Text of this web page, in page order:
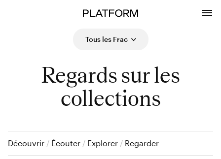
Tous les Frac
Regards sur les
collections
Découvrir / Écouter / Explorer / Regarder